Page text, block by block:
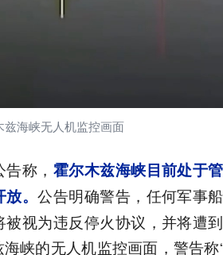
海峡无人机监控画面
称， 霍尔木兹海峡目前处于
放。公告明确警告，任何军事
视为违反停火协议，并将遭到
峡的无人机监控画面，警告称